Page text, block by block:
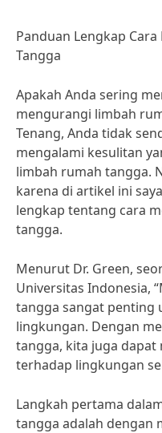
Panduan Lengkap
Tangga
Apakah Anda sering
mengurangi limbah
Tenang, Anda tidak
mengalami kesulitan
limbah rumah tangga.
karena di artikel ini
lengkap tentang cara
tangga.
Menurut Dr. Green,
Universitas Indonesia,
tangga sangat penting
lingkungan. Dengan
tangga, kita juga
terhadap lingkungan
Langkah pertama
tangga adalah dengan